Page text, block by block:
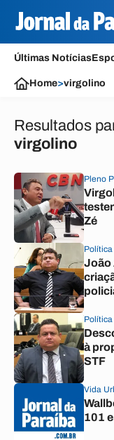
Últimas Notícias
Home>virgolino
Resultados
virgolino
Pleno
Zé
Política
João
Política
à
STF
Vida
101